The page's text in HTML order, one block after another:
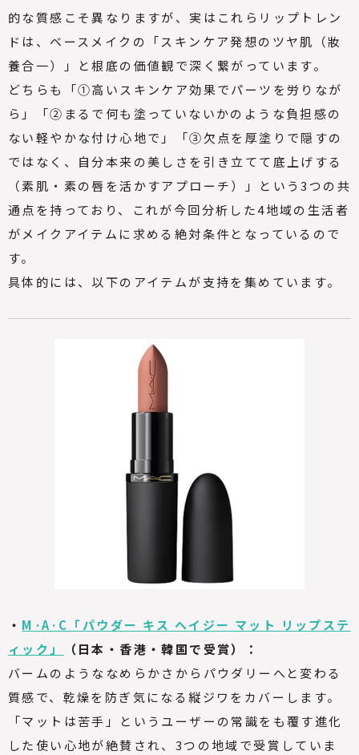
的な質感こそ異なりますが、実はこれらリップトレン
ドは、ベースメイクの「スキンケア発想のツヤ肌（妝
養合一）」と根底の価値観で深く繋がっています。
どちらも「①高いスキンケア効果でパーツを労りなが
ら」「②まるで何も塗っていないかのような負担感の
ない軽やかな付け心地で」「③欠点を厚塗りで隠すの
ではなく、自分本来の美しさを引き立てて底上げする
（素肌・素の唇を活かすアプローチ）」という3つの共
通点を持っており、これが今回分析した4地域の生活者
がメイクアイテムに求める絶対条件となっているので
す。
具体的には、以下のアイテムが支持を集めています。
・ M·A·C「パウダー キス ヘイジー マット リップステ
ィック」
（日本・香港・韓国で受賞）：
バームのようななめらかさからパウダリーへと変わる
質感で、乾燥を防ぎ気になる縦ジワをカバーします。
「マットは苦手」というユーザーの常識をも覆す進化
した使い心地が絶賛され、3つの地域で受賞していま